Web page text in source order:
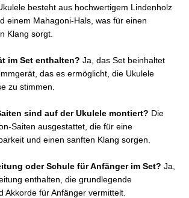
besteht aus hochwertigem Lindenholz
einem Mahagoni-Hals, was für einen
Klang sorgt.
im Set enthalten? Ja, das Set beinhaltet
das es ermöglicht, die Ukulele
zu stimmen.
sind auf der Ukulele montiert? Die
Saiten ausgestattet, die für eine
und einen sanften Klang sorgen.
oder Schule für Anfänger im Set? Ja,
enthalten, die grundlegende
Akkorde für Anfänger vermittelt.